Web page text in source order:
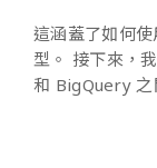
這涵蓋了如何
型。 接下來，
和 BigQuery 之